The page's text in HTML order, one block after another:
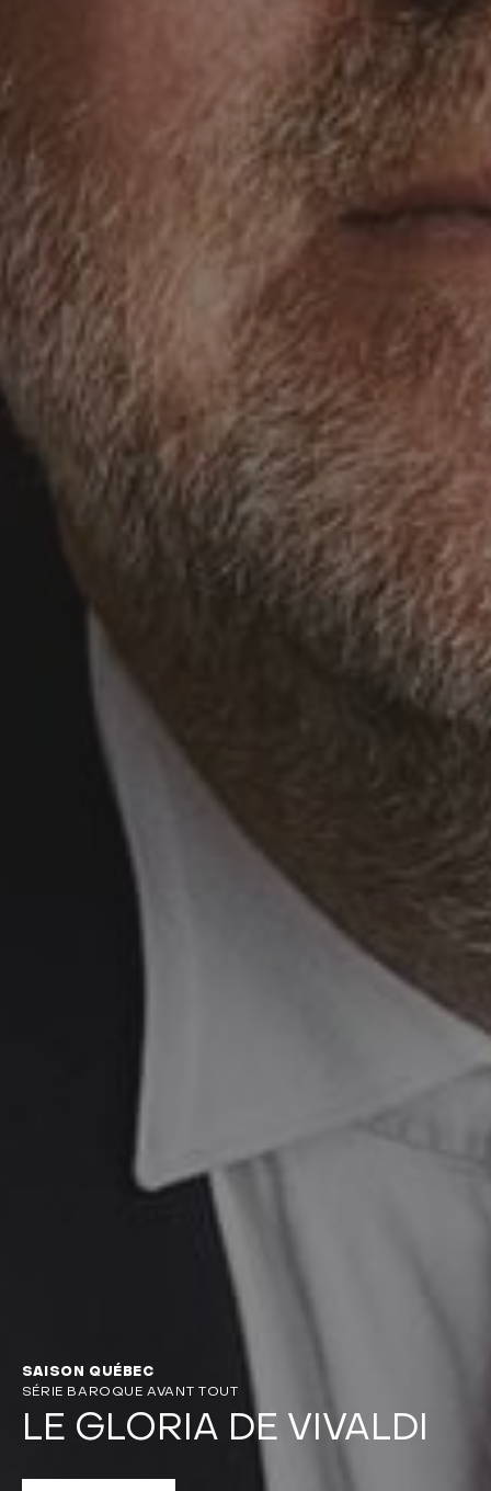
SAISON QUÉBEC
SÉRIE BAROQUE AVANT TOUT
LE GLORIA DE VIVALDI